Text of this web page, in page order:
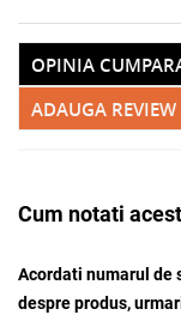
ADAUGA REVIEW
OPINIA
Cum notati
Acordati numarul de
despre produs,